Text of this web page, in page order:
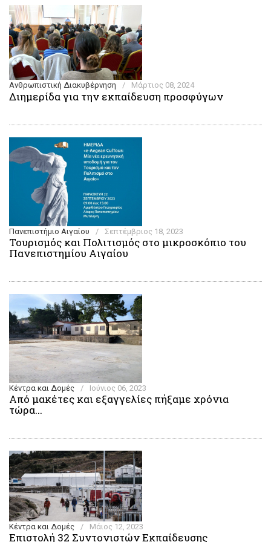
Ανθρωπιστική Διακυβέρνηση / Μάρτιος 08, 2024
Διημερίδα για την εκπαίδευση προσφύγων
Πανεπιστήμιο Αιγαίου / Σεπτέμβριος 18, 2023
Τουρισμός και Πολιτισμός στο μικροσκόπιο του
Πανεπιστημίου Αιγαίου
Κέντρα και Δομές / Ιούνιος 06, 2023
Από μακέτες και εξαγγελίες πήξαμε χρόνια
τώρα...
Κέντρα και Δομές / Μάιος 12, 2023
Eπιστολή 32 Συντονιστών Εκπαίδευσης